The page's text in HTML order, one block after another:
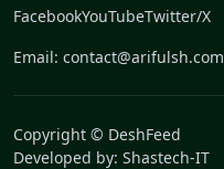
FacebookYouTubeTwitter/X
Email: contact@arifulsh.com
Copyright © DeshFeed
Developed by: Shastech-IT